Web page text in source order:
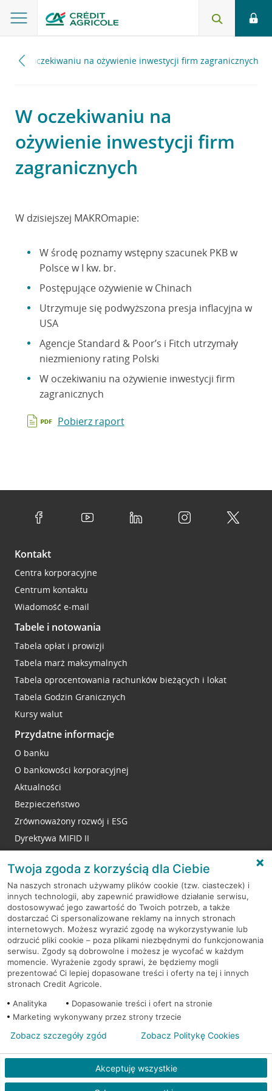
W oczekiwaniu na ożywienie inwestycji firm zagranicznych
W oczekiwaniu na
ożywienie inwestycji firm
zagranicznych
W dzisiejszej MAKROmapie:
W środę poznamy wstępny szacunek PKB w
Polsce w I kw. br.
Postępujące ożywienie w Chinach
Utrzymuje się podwyższona presja inflacyjna w
USA
Agencje Standard & Poor’s i Fitch utrzymały
niezmieniony rating Polski
W oczekiwaniu na ożywienie inwestycji firm
zagranicznych
Pobierz raport
Kontakt
Centra korporacyjne
Centrum kontaktu
Wiadomość e-mail
Tabele i notowania
Tabela opłat i prowizji
Tabela marż maksymalnych
Tabela oprocentowania rachunków bieżących i lokat
Tabela Godzin Granicznych
Kursy walut
Przydatne informacje
O banku
O bankowości korporacyjnej
Aktualności
Bezpieczeństwo
Zrównoważony rozwój i ESG
Dyrektywa MIFID II
RODO
Regulamin serwisu
Mapa serwisu
PolitykaCookies
© 2026 Credit Agricole Bank Polska S.A. Wszelkie prawa zastrzeżone
Twoja zgoda z korzyścią dla Ciebie
Na naszych stronach używamy plików cookie (tzw. ciasteczek) i
innych technologii, aby zapewnić prawidłowe działanie serwisu,
dostosowywać jego zawartość do Twoich potrzeb, a także
dostarczać Ci spersonalizowane reklamy na innych stronach
internetowych. Możesz wyrazić zgodę na wykorzystywanie lub
odrzucić pliki cookie – poza plikami niezbędnymi do funkcjonowania
serwisu. Zgody są dobrowolne i możesz je wycofać w każdym
momencie. Wyrażenie zgody sprawi, że będziemy mogli
prezentować Ci lepiej dopasowane treści i oferty na tej i innych
stronach Credit Agricole.
Analityka
Dopasowanie treści i ofert na stronie
Marketing wykonywany przez strony trzecie
Akceptuję wszystkie
Zobacz szczegóły zgód Zobacz Politykę Cookies